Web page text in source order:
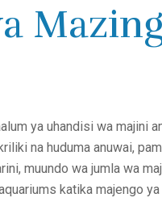
ya uhandisi wa majini
na huduma anuwai,
muundo wa jumla wa
katika majengo